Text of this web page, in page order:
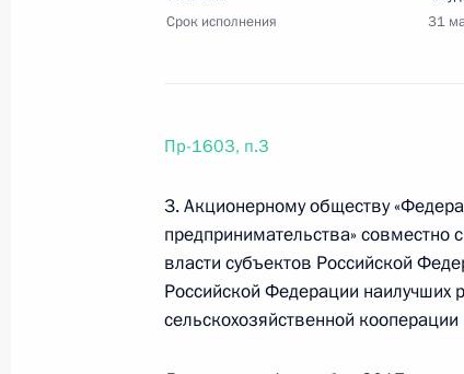
4 августа 2017 года, 19:00
26 июля 2017 года, среда
Перечень поручений по итогам
по вопросам повышения
Срок исполнения
31
Пр-1603, п.3
3. Акционерному обществу
предпринимательства» совместно
власти субъектов Российской
Российской Федерации наилучших
сельскохозяйственной